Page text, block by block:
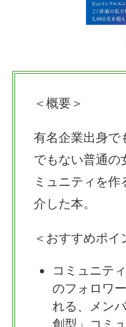
＜概要＞
有名企業出身で
でもない普通の
ミュニティを
介した本。
＜おすすめポイ
コミュニテ
のフォロワ
れる、メン
創型」コミ